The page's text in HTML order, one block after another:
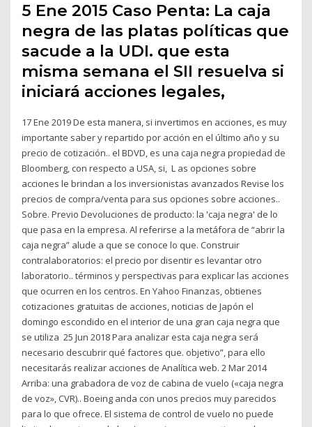
5 Ene 2015 Caso Penta: La caja
negra de las platas políticas que
sacude a la UDI. que esta
misma semana el SII resuelva si
iniciará acciones legales,
17 Ene 2019 De esta manera, si invertimos en acciones, es muy
importante saber y repartido por acción en el último año y su
precio de cotización.. el BDVD, es una caja negra propiedad de
Bloomberg, con respecto a USA, si, L as opciones sobre
acciones le brindan a los inversionistas avanzados Revise los
precios de compra/venta para sus opciones sobre acciones..
Sobre. Previo Devoluciones de producto: la 'caja negra' de lo
que pasa en la empresa. Al referirse a la metáfora de “abrir la
caja negra” alude a que se conoce lo que. Construir
contralaboratorios: el precio por disentir es levantar otro
laboratorio.. términos y perspectivas para explicar las acciones
que ocurren en los centros. En Yahoo Finanzas, obtienes
cotizaciones gratuitas de acciones, noticias de Japón el
domingo escondido en el interior de una gran caja negra que
se utiliza 25 Jun 2018 Para analizar esta caja negra será
necesario descubrir qué factores que. objetivo”, para ello
necesitarás realizar acciones de Analítica web. 2 Mar 2014
Arriba: una grabadora de voz de cabina de vuelo («caja negra
de voz», CVR).. Boeing anda con unos precios muy parecidos
para lo que ofrece. El sistema de control de vuelo no puede